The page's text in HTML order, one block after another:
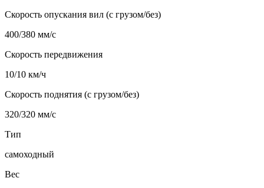
Скорость опускания вил (с грузом/без)
400/380 мм/с
Скорость передвижения
10/10 км/ч
Скорость поднятия (с грузом/без)
320/320 мм/с
Тип
самоходный
Вес